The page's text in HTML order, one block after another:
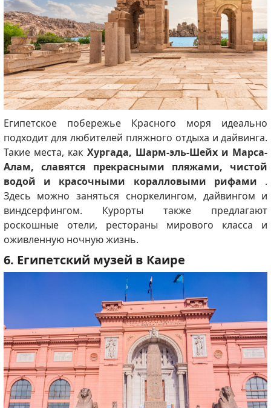
Египетское побережье Красного моря идеально
подходит для любителей пляжного отдыха и дайвинга.
Такие места, как Хургада, Шарм-эль-Шейх и Марса-
Алам, славятся прекрасными пляжами, чистой
водой и красочными коралловыми рифами .
Здесь можно заняться сноркелингом, дайвингом и
виндсерфингом. Курорты также предлагают
роскошные отели, рестораны мирового класса и
оживленную ночную жизнь.
6. Египетский музей в Каире